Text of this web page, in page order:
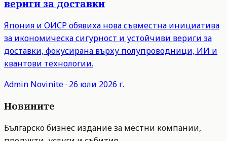
вериги за доставки
Япония и ОИСР обявиха нова съвместна инициатива
за икономическа сигурност и устойчиви вериги за
доставки, фокусирана върху полупроводници, ИИ и
квантови технологии.
Admin Novinite· 26 юли 2026 г.
Новините
Българско бизнес издание за местни компании,